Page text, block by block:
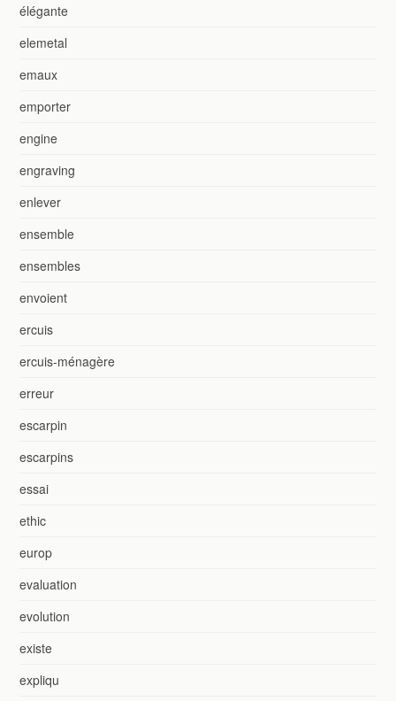
élégante
elemetal
emaux
emporter
engine
engraving
enlever
ensemble
ensembles
envoient
ercuis
ercuis-ménagère
erreur
escarpin
escarpins
essai
ethic
europ
evaluation
evolution
existe
expliqu